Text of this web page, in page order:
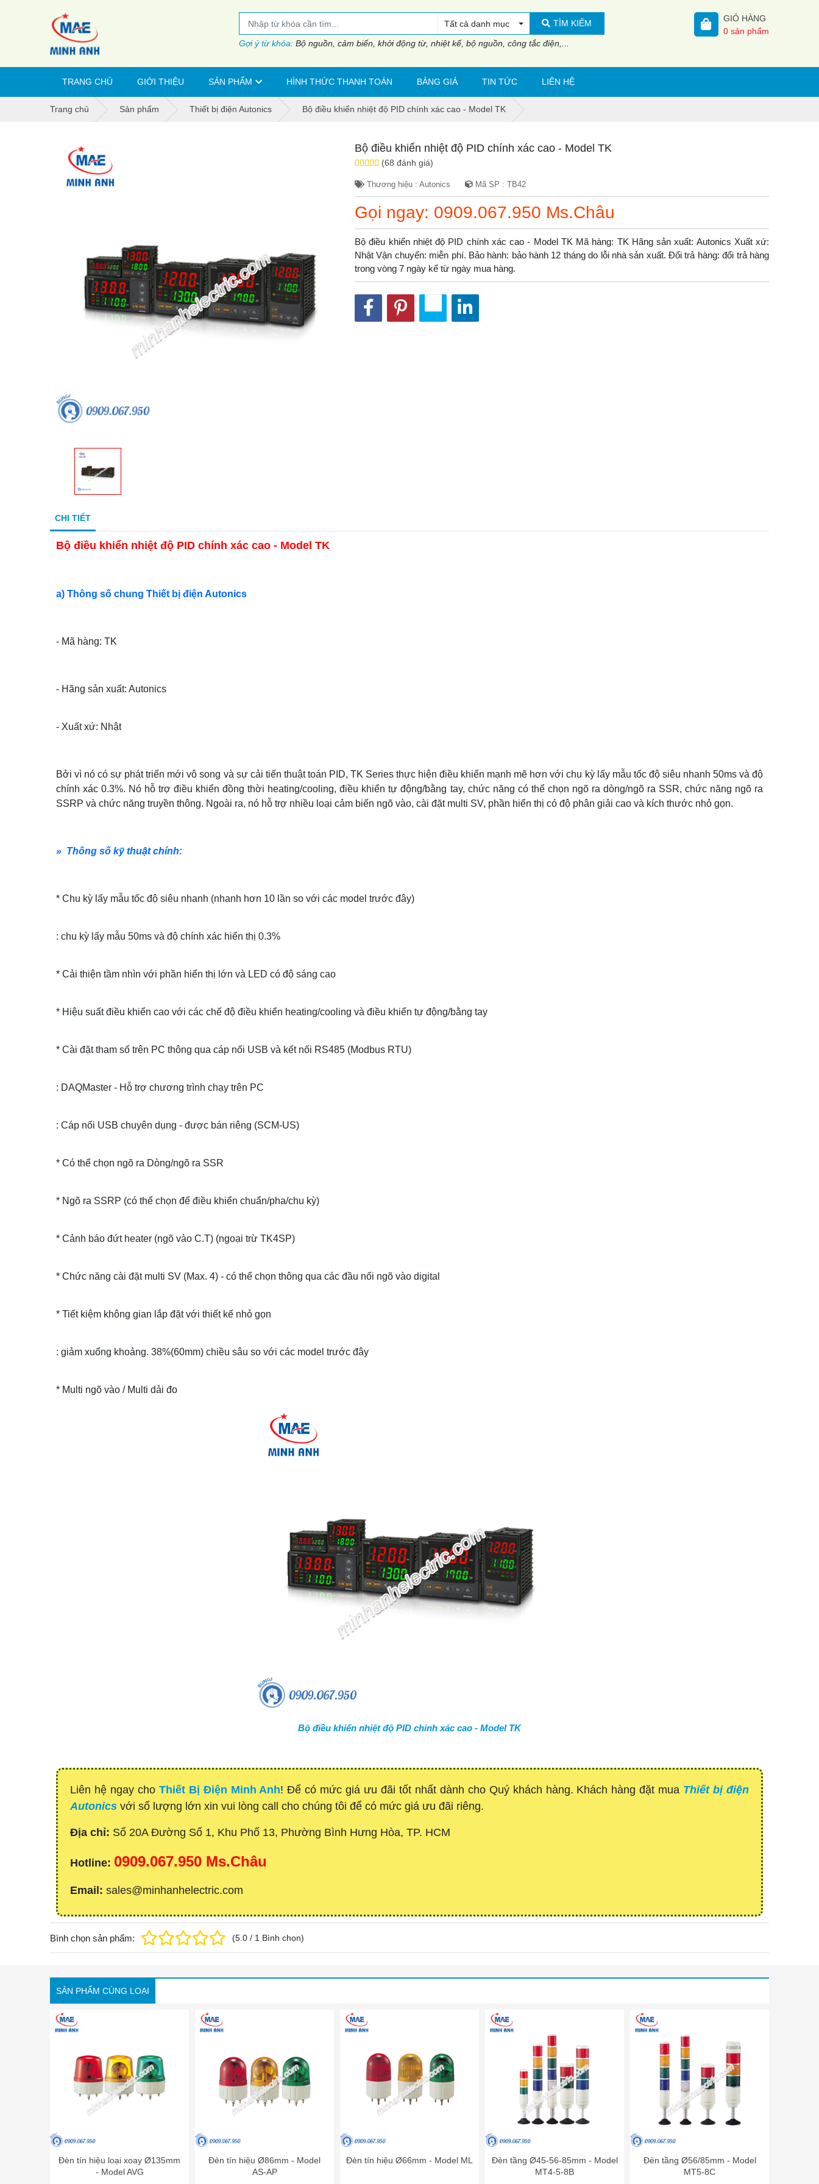
Tất cả danh mục TÌM KIẾM
Gợi ý từ khóa: Bộ nguồn, cảm biến, khởi động từ, nhiệt kế, bộ nguồn, công tắc điện,...
GIỎ HÀNG
0 sản phẩm
TRANG CHỦ GIỚI THIỆU SẢN PHẨM HÌNH THỨC THANH TOÁN BẢNG GIÁ TIN TỨC LIÊN HỆ
Trang chủ Sản phẩm Thiết bị điện Autonics Bộ điều khiển nhiệt độ PID chính xác cao - Model TK
Bộ điều khiển nhiệt độ PID chính xác cao - Model TK
(68 đánh giá)
Thương hiệu : Autonics Mã SP : TB42
Gọi ngay: 0909.067.950 Ms.Châu
Bộ điều khiển nhiệt độ PID chính xác cao - Model TK Mã hàng: TK Hãng sản xuất: Autonics Xuất xứ:
Nhật Vận chuyển: miễn phí. Bảo hành: bảo hành 12 tháng do lỗi nhà sản xuất. Đổi trả hàng: đổi trả hàng
trong vòng 7 ngày kể từ ngày mua hàng.
CHI TIẾT
Bộ điều khiển nhiệt độ PID chính xác cao - Model TK
a) Thông số chung Thiết bị điện Autonics
- Mã hàng: TK
- Hãng sản xuất: Autonics
- Xuất xứ: Nhật
Bởi vì nó có sự phát triển mới vô song và sự cải tiến thuật toán PID, TK Series thực hiện điều khiển mạnh mẽ hơn với chu kỳ lấy mẫu tốc độ siêu nhanh 50ms và độ
chính xác 0.3%. Nó hỗ trợ điều khiển đồng thời heating/cooling, điều khiển tự động/bằng tay, chức năng có thể chọn ngõ ra dòng/ngõ ra SSR, chức năng ngõ ra
SSRP và chức năng truyền thông. Ngoài ra, nó hỗ trợ nhiều loại cảm biến ngõ vào, cài đặt multi SV, phần hiển thị có độ phân giải cao và kích thước nhỏ gọn.
» Thông số kỹ thuật chính:
* Chu kỳ lấy mẫu tốc độ siêu nhanh (nhanh hơn 10 lần so với các model trước đây)
: chu kỳ lấy mẫu 50ms và độ chính xác hiển thị 0.3%
* Cải thiện tầm nhìn với phần hiển thị lớn và LED có độ sáng cao
* Hiệu suất điều khiển cao với các chế độ điều khiển heating/cooling và điều khiển tự động/bằng tay
* Cài đặt tham số trên PC thông qua cáp nối USB và kết nối RS485 (Modbus RTU)
: DAQMaster - Hỗ trợ chương trình chạy trên PC
: Cáp nối USB chuyên dụng - được bán riêng (SCM-US)
* Có thể chọn ngõ ra Dòng/ngõ ra SSR
* Ngõ ra SSRP (có thể chọn để điều khiển chuẩn/pha/chu kỳ)
* Cảnh báo đứt heater (ngõ vào C.T) (ngoại trừ TK4SP)
* Chức năng cài đặt multi SV (Max. 4) - có thể chọn thông qua các đầu nối ngõ vào digital
* Tiết kiệm không gian lắp đặt với thiết kế nhỏ gọn
: giảm xuống khoảng. 38%(60mm) chiều sâu so với các model trước đây
* Multi ngõ vào / Multi dải đo
Bộ điều khiển nhiệt độ PID chính xác cao - Model TK
Liên hệ ngay cho Thiết Bị Điện Minh Anh! Để có mức giá ưu đãi tốt nhất dành cho Quý khách hàng. Khách hàng đặt mua Thiết bị điện
Autonics với số lượng lớn xin vui lòng call cho chúng tôi để có mức giá ưu đãi riêng.
Địa chỉ: Số 20A Đường Số 1, Khu Phố 13, Phường Bình Hưng Hòa, TP. HCM
Hotline: 0909.067.950 Ms.Châu
Email: sales@minhanhelectric.com
Bình chọn sản phẩm: (5.0 / 1 Bình chọn)
SẢN PHẨM CÙNG LOẠI
Đèn tín hiệu loại xoay Ø135mm
- Model AVG
Đèn tín hiệu Ø86mm - Model
AS-AP
Đèn tín hiệu Ø66mm - Model ML
Đèn tầng Ø45-56-85mm - Model
MT4-5-8B
Đèn tầng Ø56/85mm - Model
MT5-8C